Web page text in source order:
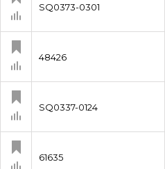
SQ0373-0301
48426
SQ0337-0124
61635